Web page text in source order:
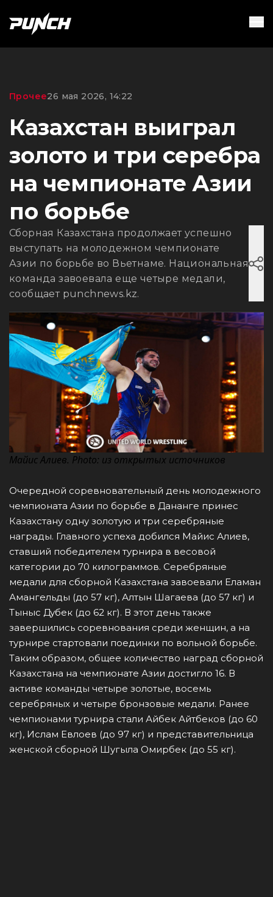
Прочее26 мая 2026, 14:22
Казахстан выиграл
золото и три серебра
на чемпионате Азии
по борьбе
Сборная Казахстана продолжает успешно
выступать на молодежном чемпионате
Азии по борьбе во Вьетнаме. Национальная
команда завоевала еще четыре медали,
сообщает punchnews.kz.
Майис Алиев. Photo: из открытых источников
Очередной соревновательный день молодежного
чемпионата Азии по борьбе в Дананге принес
Казахстану одну золотую и три серебряные
награды. Главного успеха добился Майис Алиев,
ставший победителем турнира в весовой
категории до 70 килограммов. Серебряные
медали для сборной Казахстана завоевали Еламан
Амангельды (до 57 кг), Алтын Шагаева (до 57 кг) и
Тыныс Дубек (до 62 кг). В этот день также
завершились соревнования среди женщин, а на
турнире стартовали поединки по вольной борьбе.
Таким образом, общее количество наград сборной
Казахстана на чемпионате Азии достигло 16. В
активе команды четыре золотые, восемь
серебряных и четыре бронзовые медали. Ранее
чемпионами турнира стали Айбек Айтбеков (до 60
кг), Ислам Евлоев (до 97 кг) и представительница
женской сборной Шугыла Омирбек (до 55 кг).